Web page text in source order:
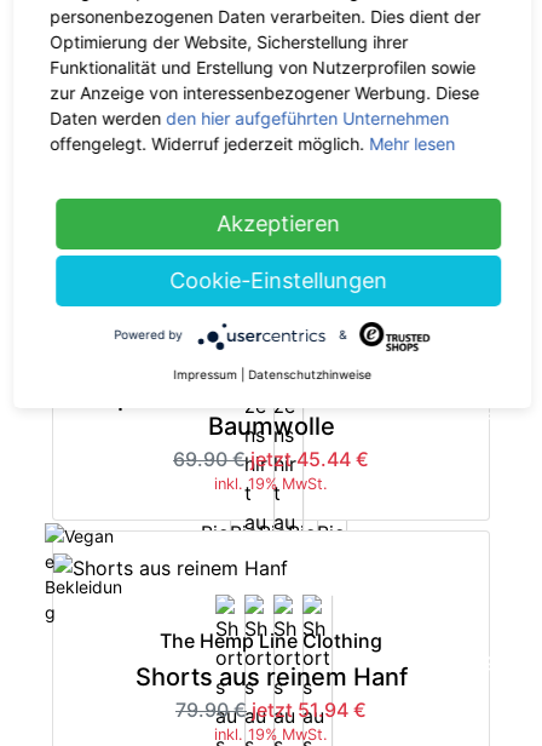
The Hemp Line Clothing
Premium Langarm-Shirt aus Hanf
und Bio-Baumwolle
inkl. 19% MwSt.
-35%
The Hemp Line Clothing
Baumwolle
69.90 € jetzt 45.44 €
inkl. 19% MwSt.
-35%
The Hemp Line Clothing
Shorts aus reinem Hanf
79.90 € jetzt 51.94 €
inkl. 19% MwSt.
-35%
personenbezogenen Daten verarbeiten. Dies dient der
Optimierung der Website, Sicherstellung ihrer
Funktionalität und Erstellung von Nutzerprofilen sowie
zur Anzeige von interessenbezogener Werbung. Diese
Daten werdenden hier aufgeführten Unternehmen
offengelegt. Widerruf jederzeit möglich. Mehr lesen
Akzeptieren
Cookie-Einstellungen
Powered by &
Impressum Datenschutzhinweise